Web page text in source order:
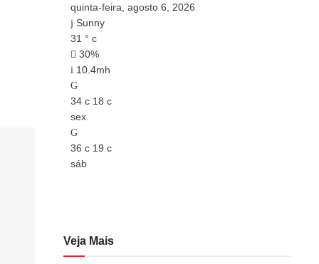
quinta-feira, agosto 6, 2026
Sunny
31 ° c
30%
10.4mh
34 c 18 c
sex
36 c 19 c
sáb
Veja Mais